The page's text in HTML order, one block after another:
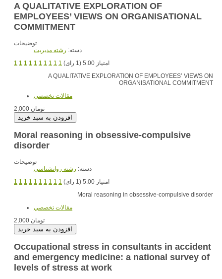
A QUALITATIVE EXPLORATION OF
EMPLOYEES’ VIEWS ON ORGANISATIONAL
COMMITMENT
توضیحات
دسته: رشته مديريت
1 1 1 1 1 1 1 1 1 1
امتیاز 5.00 (1 رای)
A QUALITATIVE EXPLORATION OF EMPLOYEES’ VIEWS ON
ORGANISATIONAL COMMITMENT
مقالات تخصصي
2,000 تومان
Moral reasoning in obsessive-compulsive
disorder
توضیحات
دسته: رشته روانشناسي
1 1 1 1 1 1 1 1 1 1
امتیاز 5.00 (1 رای)
Moral reasoning in obsessive-compulsive disorder
مقالات تخصصي
2,000 تومان
Occupational stress in consultants in accident
and emergency medicine: a national survey of
levels of stress at work